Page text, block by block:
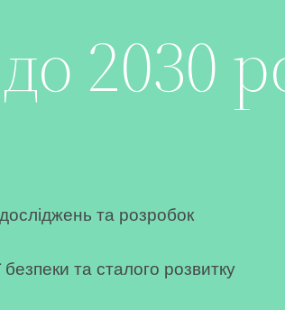
2030
та розробок
та сталого розвитку